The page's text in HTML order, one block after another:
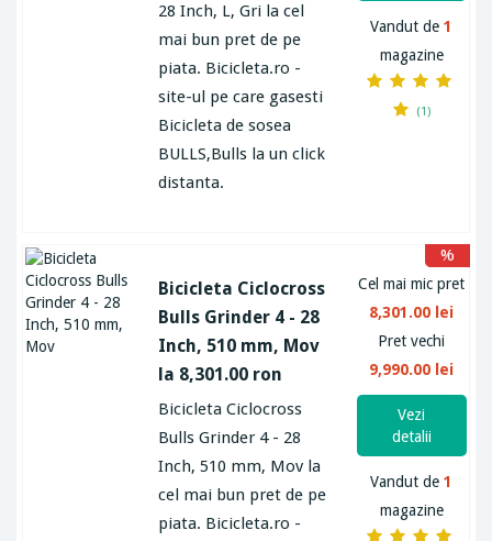
28 Inch, L, Gri la cel
mai bun pret de pe
piata. Bicicleta.ro -
site-ul pe care gasesti
Bicicleta de sosea
BULLS,Bulls la un click
distanta.
Vandut de1
magazine
(1)
Bicicleta Ciclocross
Bulls Grinder 4 - 28
Inch, 510 mm, Mov
la 8,301.00 ron
Bicicleta Ciclocross
Bulls Grinder 4 - 28
Inch, 510 mm, Mov la
cel mai bun pret de pe
piata. Bicicleta.ro -
Cel mai mic pret
8,301.00 lei
Pret vechi
9,990.00 lei
%
Vezi
detalii
Vandut de1
magazine